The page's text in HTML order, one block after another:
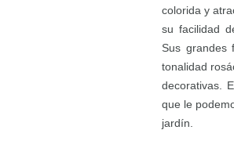
colorida y
su facilidad
Sus grandes
tonalidad
decorativas.
que le
jardín.